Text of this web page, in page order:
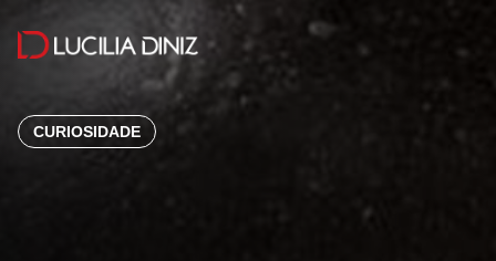
CURIOSIDADE